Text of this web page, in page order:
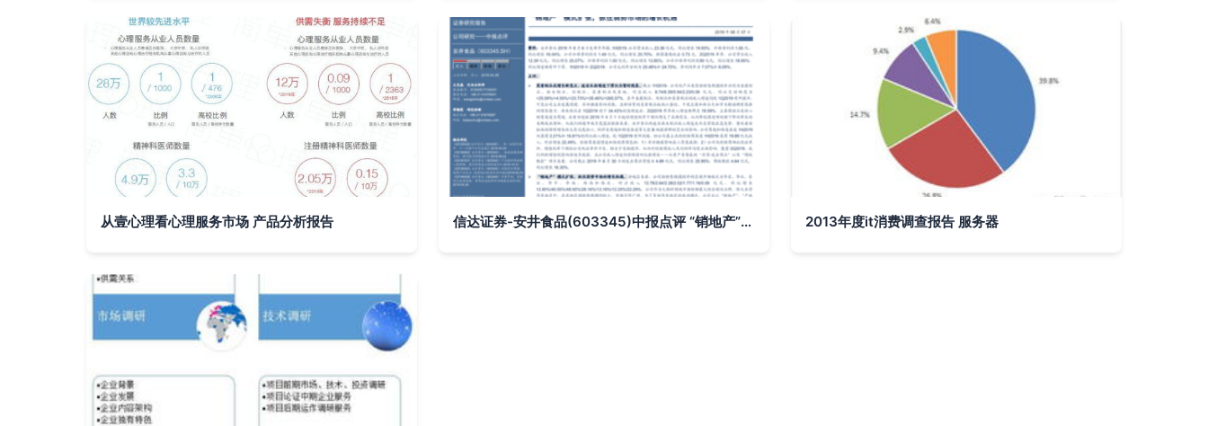
从壹心理看心理服务市场 产品分析报告 信达证券-安井食品(603345)中报点评 “销地产”模式扩张，抓住弱势市场的增长机遇 2013年度it消费调查报告 服务器